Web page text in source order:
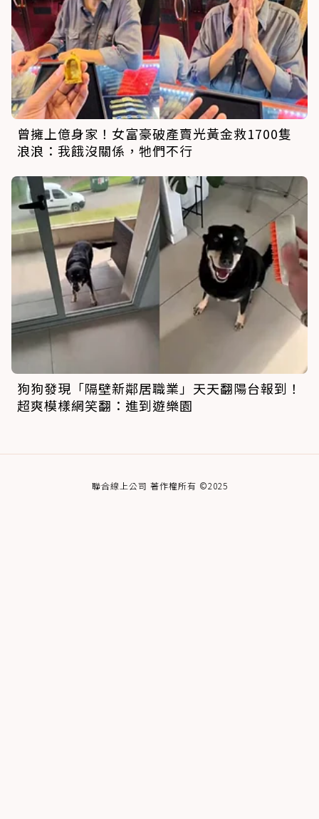
曾擁上億身家！女富豪破產賣光黃金救1700隻
浪浪：我餓沒關係，牠們不行
狗狗發現「隔壁新鄰居職業」天天翻陽台報到！
超爽模樣網笑翻：進到遊樂園
聯合線上公司 著作權所有 ©2025